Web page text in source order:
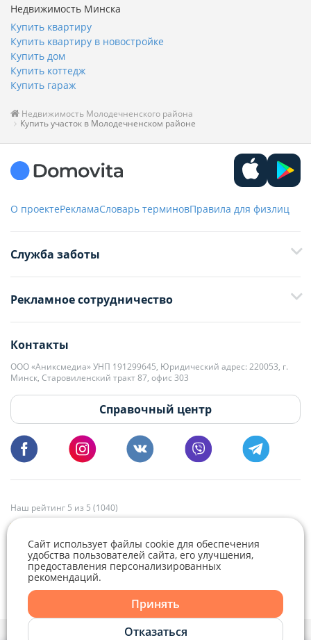
Telegram
Недвижимость Минска
Купить квартиру
Купить квартиру в новостройке
Купить дом
Купить коттедж
Купить гараж
Недвижимость Молодечненского района
Купить участок в Молодечненском районе
О проектеРекламаСловарь терминовПравила для физлиц
Служба заботы
+375 33 376-13-70
editor@domovita.by
Мы принимаем звонки и отвечаем на письма в будние дни с 9:00 до
18:00.
Рекламное сотрудничество
kb@domovita.by
+375 29 179-11-28 Владислав Гладченко
vg@domovita.by
Пишите и звоните нам в будние дни с 8:00 до 20:00.
Контакты
ООО «Аниксмедиа» УНП 191299645, Юридический адрес: 220053, г.
Минск, Старовиленский тракт 87, офис 303
Справочный центр
Наш рейтинг 5 из 5 (1040)
Политика конфиденциальности,
Сайт использует файлы cookie для обеспечения
удобства пользователей сайта, его улучшения,
предоставления персонализированных
рекомендаций.
Принять
Отказаться